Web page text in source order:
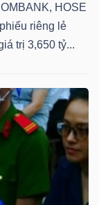
HOSE
riêng lẻ
trị 3,650 tỷ...